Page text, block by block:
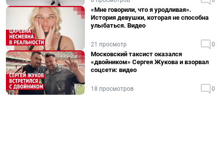
«Мне говорили, что я уродливая».
История девушки, которая не способна
улыбаться. Видео
21 просмотр 0
Московский таксист оказался
«двойником» Сергея Жукова и взорвал
соцсети: видео
18 просмотров 0